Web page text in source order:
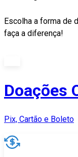
Escolha a forma de
faça a diferença!
Doações
Pix, Cartão e Boleto